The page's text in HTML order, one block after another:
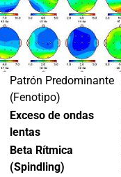
Patrón Predominante
(Fenotipo)
Exceso de ondas
lentas
Beta Rítmica
(Spindling)